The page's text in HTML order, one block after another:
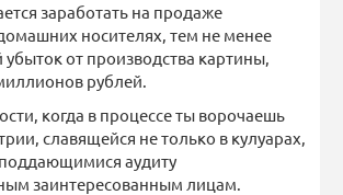
заработать на продаже
носителях, тем не менее
от производства картины,
рублей.
когда в процессе ты ворочаешь
славящейся не только в кулуарах,
аудиту
заинтересованным лицам.